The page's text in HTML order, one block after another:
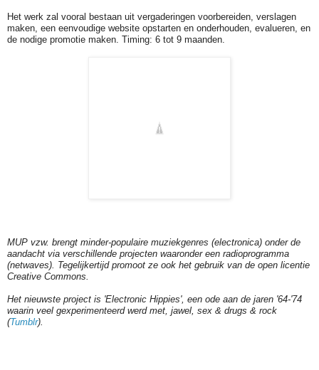
Het werk zal vooral bestaan uit vergaderingen voorbereiden, verslagen
maken, een eenvoudige website opstarten en onderhouden, evalueren, en
de nodige promotie maken. Timing: 6 tot 9 maanden.
MUP vzw. brengt minder-populaire muziekgenres (electronica) onder de
aandacht via verschillende projecten waaronder een radioprogramma
(netwaves). Tegelijkertijd promoot ze ook het gebruik van de open licentie
Creative Commons.
Het nieuwste project is 'Electronic Hippies', een ode aan de jaren '64-'74
waarin veel gexperimenteerd werd met, jawel, sex & drugs & rock
(Tumblr).